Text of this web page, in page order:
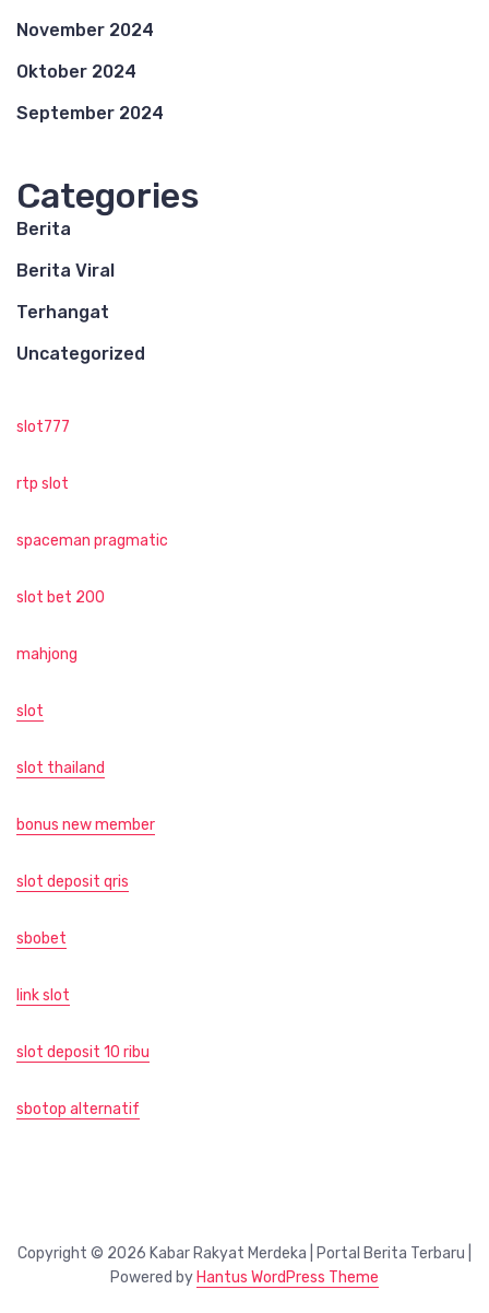
November 2024
Oktober 2024
September 2024
Categories
Berita
Berita Viral
Terhangat
Uncategorized
slot777
rtp slot
spaceman pragmatic
slot bet 200
mahjong
slot
slot thailand
bonus new member
slot deposit qris
sbobet
link slot
slot deposit 10 ribu
sbotop alternatif
Copyright © 2026 Kabar Rakyat Merdeka | Portal Berita Terbaru |
Powered by Hantus WordPress Theme